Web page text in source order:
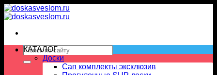
Skip
to
Искать:
КАТАЛОГ
Доски
Сап комплекты эксклюзив